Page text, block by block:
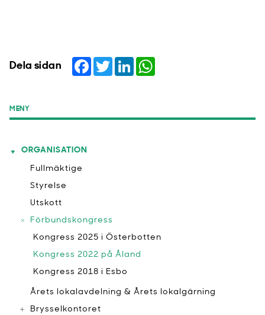
Dela sidan Facebook
TwitterLinkedIn
MENY
ORGANISATION
Fullmäktige
Styrelse
Utskott
Förbundskongress
Kongress 2025 i Österbotten
Kongress 2022 på Åland
Kongress 2018 i Esbo
Årets lokalavdelning & Årets lokalgärning
Brysselkontoret